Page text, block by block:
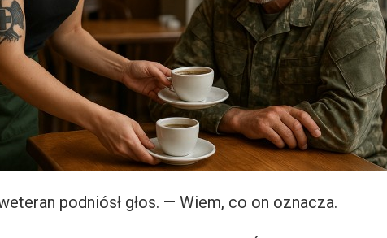
podniósł głos. — Wiem, co on oznacza.